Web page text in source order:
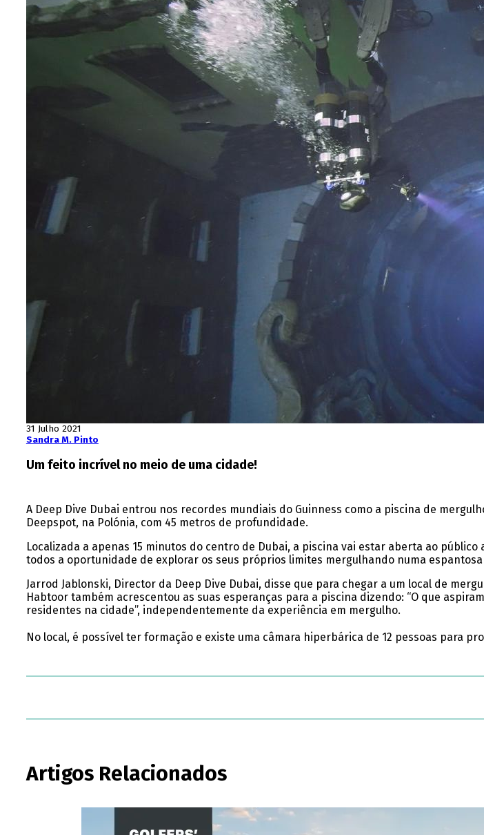
31 Julho 2021
Sandra M. Pinto
Um feito incrível no meio de uma cidade!
A Deep Dive Dubai entrou nos recordes mundiais do Guinness como a piscina de
Deepspot, na Polónia, com 45 metros de profundidade.
Localizada a apenas 15 minutos do centro de Dubai, a piscina vai estar aberta ao
todos a oportunidade de explorar os seus próprios limites mergulhando numa
Jarrod Jablonski, Director da Deep Dive Dubai, disse que para chegar a um local de
Habtoor também acrescentou as suas esperanças para a piscina dizendo: “O que
residentes na cidade”, independentemente da experiência em mergulho.
No local, é possível ter formação e existe uma câmara hiperbárica de 12 pessoas para
Artigos Relacionados